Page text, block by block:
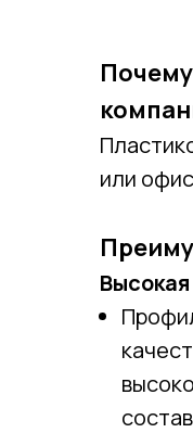
Почему
или